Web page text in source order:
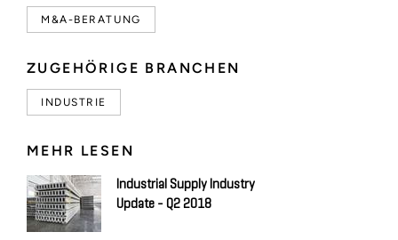
M&A-BERATUNG
ZUGEHÖRIGE BRANCHEN
INDUSTRIE
MEHR LESEN
Industrial Supply Industry
Update - Q2 2018